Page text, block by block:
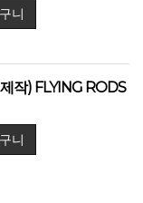
니
작) FLYING RODS
니